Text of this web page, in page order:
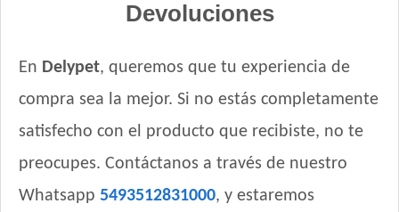
Excellent Mantenimiento Perro Adulto
Excellent Perro Adulto Skin Care con Cordero
Excellent Perro Adulto con Sobrepeso
Excellent Perro Adulto de Razas Pequeñas
Fawna Perro Adulto Mordida Mediana y Grande
Fawna Perro Adulto Mordida Pequeña
Devoluciones
En Delypet, queremos que tu experiencia de
compra sea la mejor. Si no estás completamente
satisfecho con el producto que recibiste, no te
preocupes. Contáctanos a través de nuestro
Whatsapp 5493512831000, y estaremos